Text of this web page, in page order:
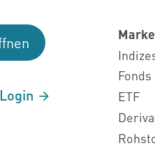
Fonds
ETF